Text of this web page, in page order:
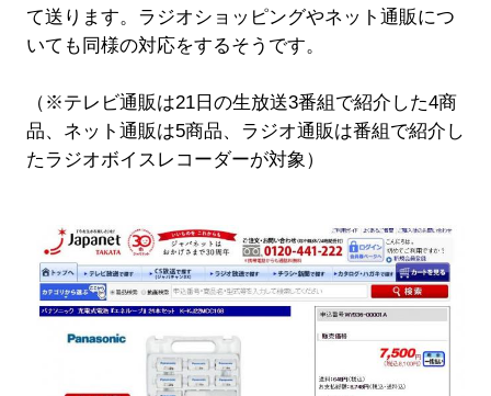
て送ります。ラジオショッピングやネット通販につ
いても同様の対応をするそうです。
（※テレビ通販は21日の生放送3番組で紹介した4商
品、ネット通販は5商品、ラジオ通販は番組で紹介し
たラジオボイスレコーダーが対象）